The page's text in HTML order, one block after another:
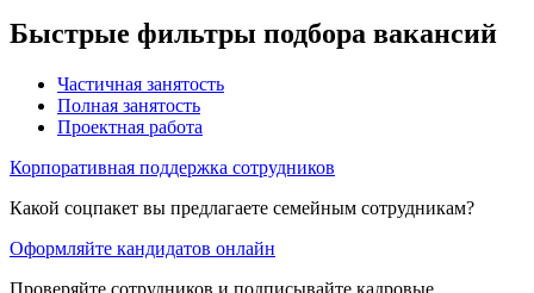
Быстрые фильтры подбора вакансий
Частичная занятость
Полная занятость
Проектная работа
Корпоративная поддержка сотрудников
Какой соцпакет вы предлагаете семейным сотрудникам?
Оформляйте кандидатов онлайн
Проверяйте сотрудников и подписывайте кадровые